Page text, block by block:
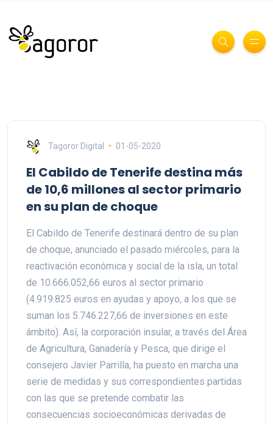
Tagoror Digital 01-05-2020
El Cabildo de Tenerife destina más
de 10,6 millones al sector primario
en su plan de choque
El Cabildo de Tenerife destinará dentro de su plan
de choque, anunciado el pasado miércoles, para la
reactivación económica y social de la isla, un total
de 10.666.052,66 euros al sector primario
(4.919.825 euros en ayudas y apoyo, a los que se
suman los 5.746.227,66 de inversiones en este
ámbito). Así, la corporación insular, a través del Área
de Agricultura, Ganadería y Pesca, que dirige el
consejero Javier Parrilla, ha puesto en marcha una
serie de medidas y sus correspondientes partidas
con las que se pretende combatir las
consecuencias socioeconómicas derivadas de